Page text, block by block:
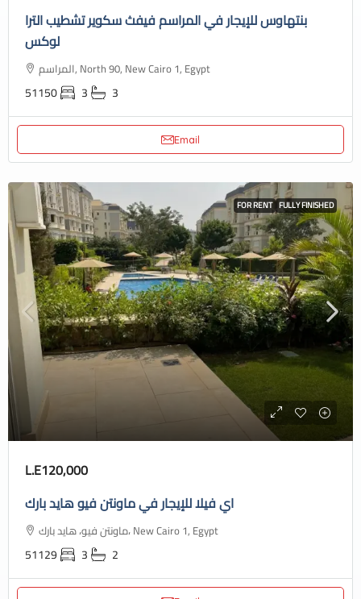
بنتهاوس للإيجار في المراسم فيفث سكوير تشطيب الترا
لوكس
المراسم, North 90, New Cairo 1, Egypt
51150 3 3
Email
FOR RENT FULLY FINISHED
L.E120,000
اي فيلا للإيجار في ماونتن فيو هايد بارك
ماونتن فيو، هايد بارك، New Cairo 1, Egypt
51129 3 2